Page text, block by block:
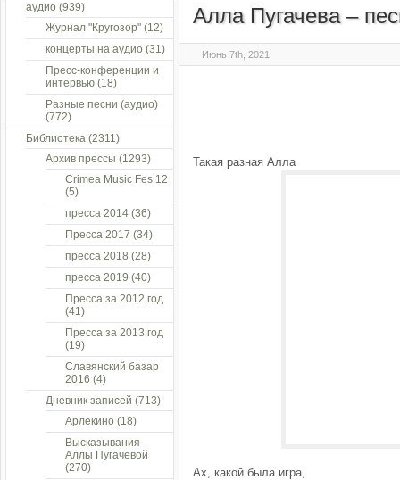
Алла Пугачева –
Июнь 7th, 2021
Такая разная Алла
Ах, какой была игра,
аудио (939)
Журнал "Кругозор" (12)
концерты на аудио (31)
Пресс-конференции и
интервью (18)
Разные песни (аудио)
(772)
Библиотека (2311)
Архив прессы (1293)
Crimea Music Fes 12
(5)
пресса 2014 (36)
Пресса 2017 (34)
пресса 2018 (28)
пресса 2019 (40)
Пресса за 2012 год
(41)
Пресса за 2013 год
(19)
Славянский базар
2016 (4)
Дневник записей (713)
Арлекино (18)
Высказывания
Аллы Пугачевой
(270)